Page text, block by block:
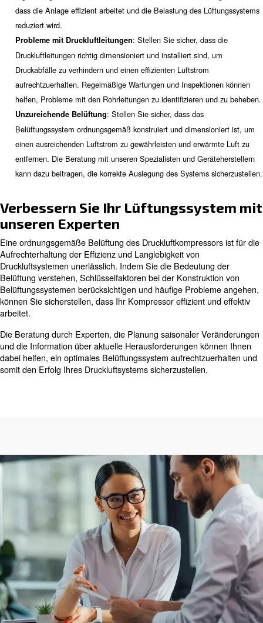
Bei der Verwendung von zwei Lüftern in Reihe ist eine
Konfiguration erforderlich, um eine Überlastung der
vermeiden. Die gebräuchlichste Ausführung umfasst
Nullpunktanpassung am Verdichterlüfterauslass, die
der Mischung von erwärmter Abluft und Raumluft bei
Druck ermöglicht.
Angrenzend an Außenwände
In Fällen, in denen der Kompressorraum an eine
angrenzt, werden typischerweise wandmontierte
Raumabluftventilatoren mit Rückzugsklappen
Es muss ausreichend Ersatz- oder Zuluft vorhanden
„Heißlaufen“ des Raumes zu verhindern. Diese
dem Inneren der Anlage oder über
werden. Beim Ansaugen von Luft in einen Raum ist
um Unterdruck zu vermeiden, der dazu führen kann,
zuschlagen.
Häufige Probleme und
Kompressorraumbelüftung
In Kompressorraumbelüftungssystemen können
regelmäßig, um Lecks zu erkennen und zu beheben.
dass die Anlage effizient arbeitet und die Belastung des
Probleme mit Druckluftleitungen: Stellen Sie sicher,
Druckluftleitungen richtig dimensioniert und installiert
Druckabfälle zu verhindern und einen effizienten Luftstrom
aufrechtzuerhalten. Regelmäßige Wartungen und
helfen, Probleme mit den Rohrleitungen zu identifizieren
Unzureichende Belüftung: Stellen Sie sicher, dass das